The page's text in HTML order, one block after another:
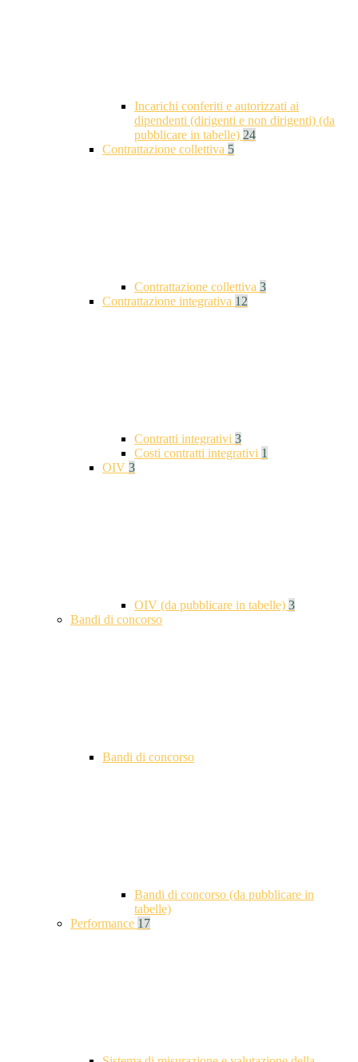
Incarichi conferiti e autorizzati ai
dipendenti (dirigenti e non dirigenti) (da
pubblicare in tabelle) 24
Contrattazione collettiva 5
Contrattazione collettiva 3
Contrattazione integrativa 12
Contratti integrativi 3
Costi contratti integrativi 1
OIV 3
OIV (da pubblicare in tabelle) 3
Bandi di concorso
Bandi di concorso
Bandi di concorso (da pubblicare in
tabelle)
Performance 17